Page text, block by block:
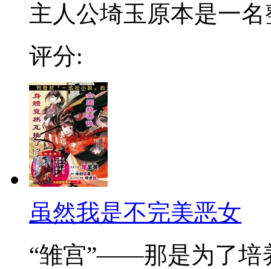
主人公埼玉原本是一名
评分:
虽然我是不完美恶女
“雏宫”——那是为了培